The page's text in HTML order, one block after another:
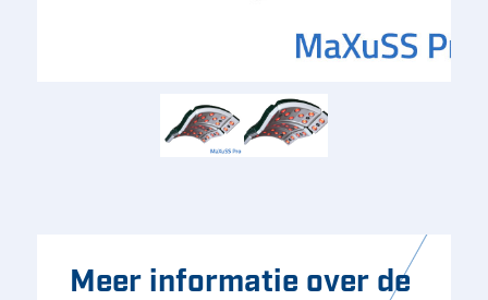
Meer informatie over de